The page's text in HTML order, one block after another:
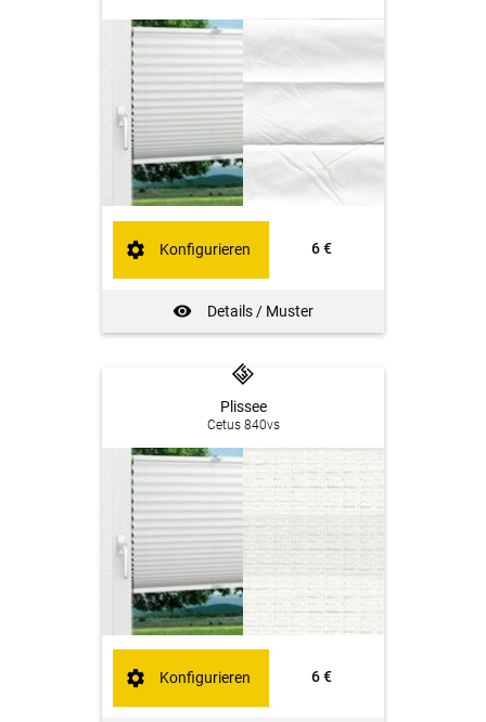
6 €
Details / Muster
Konfigurieren
Plissee
Cetus 840vs
6 €
Konfigurieren